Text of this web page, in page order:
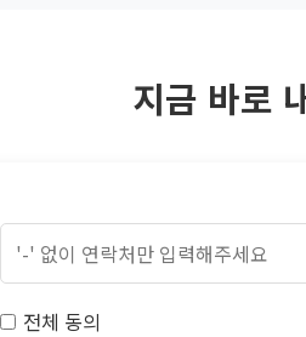
지금 바로
전체 동의